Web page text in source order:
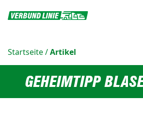
Startseite/Artikel
GEHEIMTIPP